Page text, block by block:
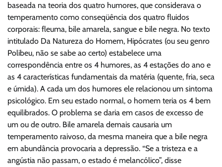
baseada na teoria dos quatro humores, que considerava o
temperamento como conseqüência dos quatro fluidos
corporais: fleuma, bile amarela, sangue e bile negra. No texto
intitulado Da Natureza do Homem, Hipócrates (ou seu genro
Polibeu, não se sabe ao certo) estabelece uma
correspondência entre os 4 humores, as 4 estações do ano e
as 4 características fundamentais da matéria (quente, fria, seca
e úmida). A cada um dos humores ele relacionou um sintoma
psicológico. Em seu estado normal, o homem teria os 4 bem
equilibrados. O problema se daria em casos de excesso de
um ou de outro. Bile amarela demais causaria um
temperamento raivoso, da mesma maneira que a bile negra
em abundância provocaria a depressão. “Se a tristeza e a
angústia não passam, o estado é melancólico”, disse